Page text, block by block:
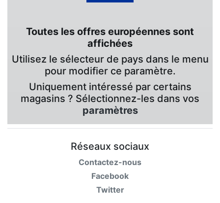
Toutes les offres européennes sont
affichées
Utilisez le sélecteur de pays dans le menu
pour modifier ce paramètre.
Uniquement intéressé par certains
magasins ? Sélectionnez-les dans vos
paramètres
Réseaux sociaux
Contactez-nous
Facebook
Twitter